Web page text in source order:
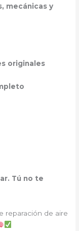
mecánicas y
originales
Tú no te
reparación de aire